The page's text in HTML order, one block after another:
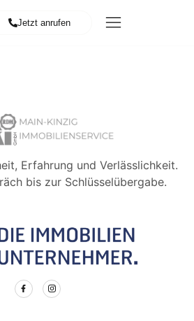
Jetzt anrufen
Erfahrung und Verlässlichkeit.
bis zur Schlüsselübergabe.